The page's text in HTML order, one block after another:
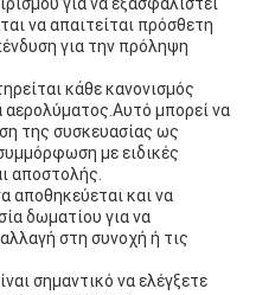
για να εξασφαλιστεί
να απαιτείται πρόσθετη
για την πρόληψη
κάθε κανονισμός
μπορεί να
της συσκευασίας ως
με ειδικές
αποστολής.
αποθηκεύεται και να
δωματίου για να
στη συνοχή ή τις
σημαντικό να ελέγξετε